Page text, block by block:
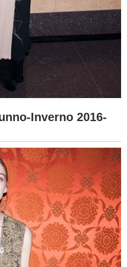
Inverno 2016-